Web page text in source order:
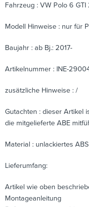
Fahrzeug : VW Polo 6 GTI
Modell Hinweise : nur für
Baujahr : ab Bj.: 2017-
Artikelnummer : INE-
zusätzliche Hinweise : /
Gutachten : dieser Artikel
die mitgelieferte ABE
Material : unlackiertes ABS
Lieferumfang:
Artikel wie oben
Montageanleitung